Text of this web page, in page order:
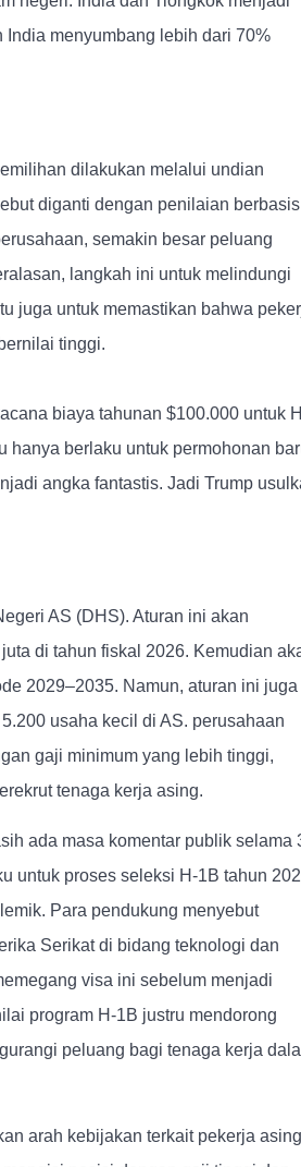
menyumbang lebih dari 70%
dilakukan melalui undian
diganti dengan penilaian berbasis
semakin besar peluang
langkah ini untuk melindungi
juga untuk memastikan bahwa
tinggi.
biaya tahunan $100.000 untuk
hanya berlaku untuk permohonan
angka fantastis. Jadi Trump
AS (DHS). Aturan ini akan
di tahun fiskal 2026. Kemudian
2029–2035. Namun, aturan ini juga
usaha kecil di AS. perusahaan
gaji minimum yang lebih tinggi,
tenaga kerja asing.
ada masa komentar publik selama
untuk proses seleksi H-1B tahun
Para pendukung menyebut
Serikat di bidang teknologi dan
visa ini sebelum menjadi
program H-1B justru mendorong
peluang bagi tenaga kerja
arah kebijakan terkait pekerja